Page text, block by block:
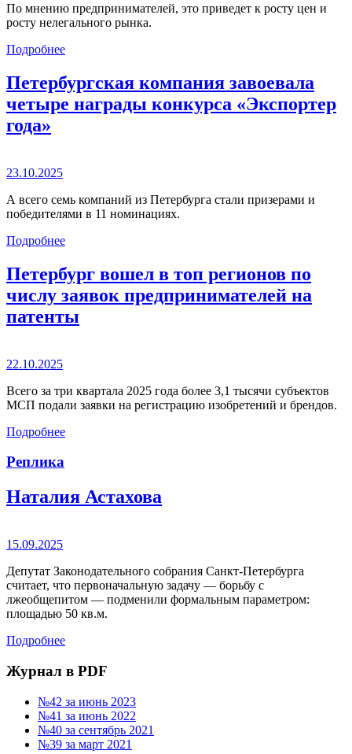
По мнению предпринимателей, это приведет к росту цен и
росту нелегального рынка.
Подробнее
Петербургская компания завоевала
четыре награды конкурса «Экспортер
года»
23.10.2025
А всего семь компаний из Петербурга стали призерами и
победителями в 11 номинациях.
Подробнее
Петербург вошел в топ регионов по
числу заявок предпринимателей на
патенты
22.10.2025
Всего за три квартала 2025 года более 3,1 тысячи субъектов
МСП подали заявки на регистрацию изобретений и брендов.
Подробнее
Реплика
Наталия Астахова
15.09.2025
Депутат Законодательного собрания Санкт-Петербурга
считает, что первоначальную задачу — борьбу с
лжеобщепитом — подменили формальным параметром:
площадью 50 кв.м.
Подробнее
Журнал в PDF
№42 за июнь 2023
№41 за июнь 2022
№40 за сентябрь 2021
№39 за март 2021